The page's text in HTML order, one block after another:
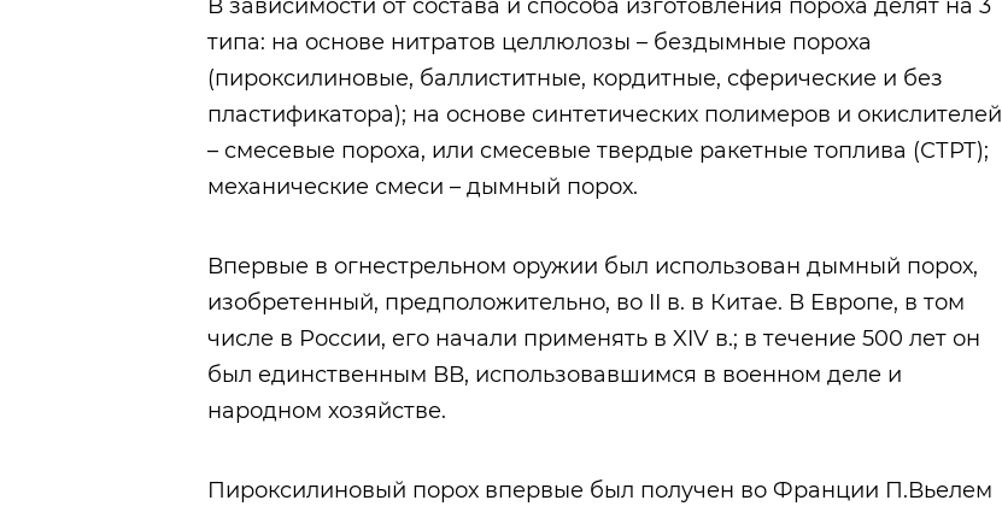
В зависимости от состава и способа изготовления пороха делят на 3
типа: на основе нитратов целлюлозы – бездымные пороха
(пироксилиновые, баллиститные, кордитные, сферические и без
пластификатора); на основе синтетических полимеров и окислителей
– смесевые пороха, или смесевые твердые ракетные топлива (СТРТ);
механические смеси – дымный порох.
Впервые в огнестрельном оружии был использован дымный порох,
изобретенный, предположительно, во II в. в Китае. В Европе, в том
числе в России, его начали применять в XIV в.; в течение 500 лет он
был единственным ВВ, использовавшимся в военном деле и
народном хозяйстве.
Пироксилиновый порох впервые был получен во Франции П.Вьелем